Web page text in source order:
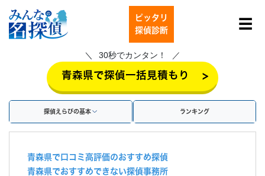
ピッタリ
探偵診断
☰
30秒でカンタン！
青森県で探偵一括見積もり >
探偵えらびの基本 ランキング
青森県で口コミ高評価のおすすめ探偵
青森県でおすすめできない探偵事務所